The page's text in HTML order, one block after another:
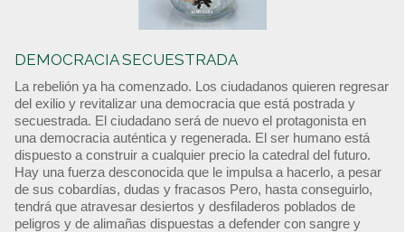
DEMOCRACIA SECUESTRADA
La rebelión ya ha comenzado. Los ciudadanos quieren regresar
del exilio y revitalizar una democracia que está postrada y
secuestrada. El ciudadano será de nuevo el protagonista en
una democracia auténtica y regenerada. El ser humano está
dispuesto a construir a cualquier precio la catedral del futuro.
Hay una fuerza desconocida que le impulsa a hacerlo, a pesar
de sus cobardías, dudas y fracasos Pero, hasta conseguirlo,
tendrá que atravesar desiertos y desfiladeros poblados de
peligros y de alimañas dispuestas a defender con sangre y